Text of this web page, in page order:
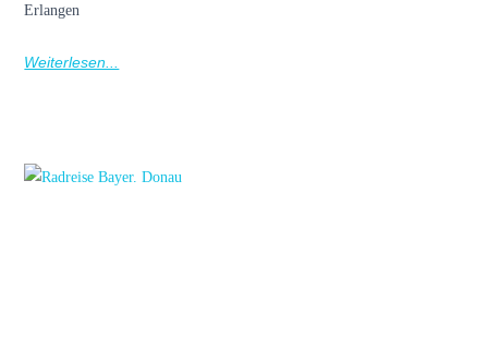
Erlangen
Weiterlesen...